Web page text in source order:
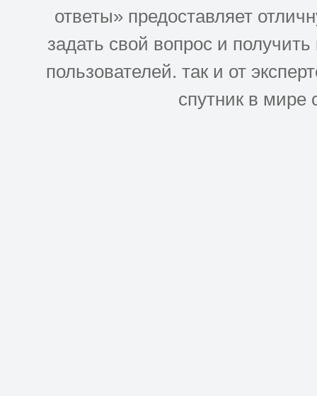
ответы» предоставляет
задать свой вопрос и
пользователей. так и от
спутник в